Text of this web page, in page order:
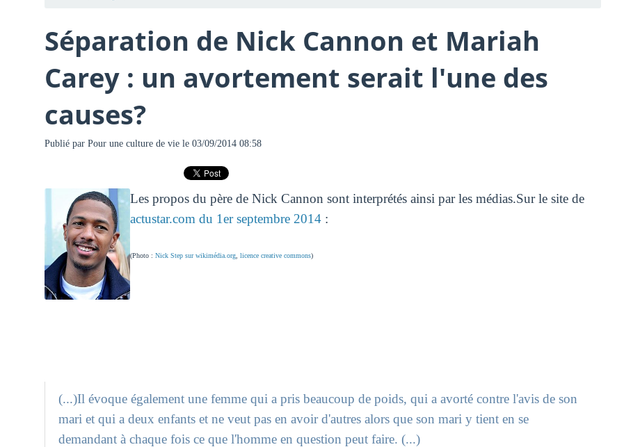
Séparation de Nick Cannon et Mariah
Carey : un avortement serait l'une des
causes?
Publié par Pour une culture de viele 03/09/2014 08:58
Les propos du père de Nick Cannon sont interprétés ainsi par les médias.Sur le site de
actustar.com du 1er septembre 2014:
(Photo : Nick Step sur wikimédia.org, licence creative commons)
(...)Il évoque également une femme qui a pris beaucoup de poids, qui a avorté contre l'avis de son
mari et qui a deux enfants et ne veut pas en avoir d'autres alors que son mari y tient en se
demandant à chaque fois ce que l'homme en question peut faire. (...)